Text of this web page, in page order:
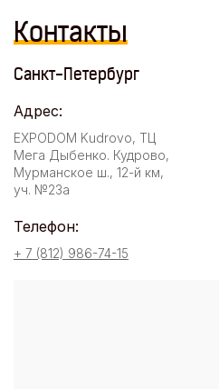
Контакты
Санкт-Петербург
Адрес:
EXPODOM Kudrovo, ТЦ
Мега Дыбенко. Кудрово,
Мурманское ш., 12-й км,
уч. №23а
Телефон:
+ 7 (812) 986-74-15